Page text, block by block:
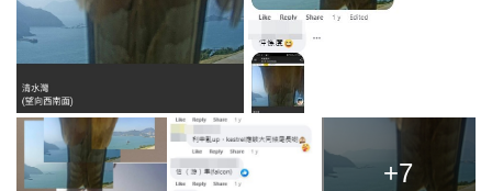
+7